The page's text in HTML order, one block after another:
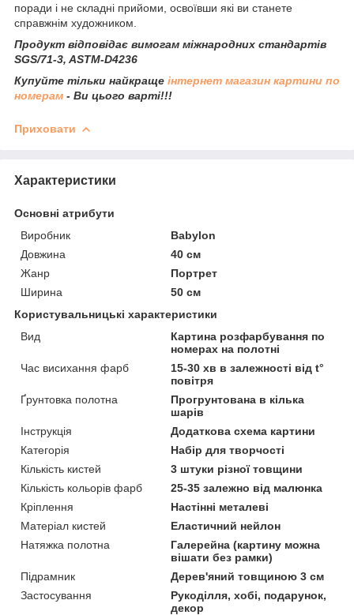
поради і не складні прийоми, освоївши які ви станете
справжнім художником.
Продукт відповідає вимогам міжнародних стандартів
SGS/71-3, ASTM-D4236
Купуйте тільки найкраще інтернет магазин картини по
номерам - Ви цього варті!!!
Приховати
Характеристики
Основні атрибути
Виробник
Babylon
Довжина
40 см
Жанр
Портрет
Ширина
50 см
Користувальницькі характеристики
Вид
Картина розфарбування по
номерах на полотні
Час висихання фарб
15-30 хв в залежності від t°
повітря
Ґрунтовка полотна
Прогрунтована в кілька
шарів
Інструкція
Додаткова схема картини
Категорія
Набір для творчості
Кількість кистей
3 штуки різної товщини
Кількість кольорів фарб
25-35 залежно від малюнка
Кріплення
Настінні металеві
Матеріал кистей
Еластичний нейлон
Натяжка полотна
Галерейна (картину можна
вішати без рамки)
Підрамник
Дерев'яний товщиною 3 см
Застосування
Рукоділля, хобі, подарунок,
декор